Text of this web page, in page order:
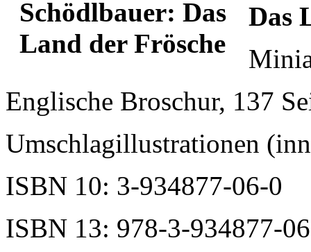
Das
Englische Broschur, 137
Umschlagillustrationen
ISBN 10: 3-934877-06-0
ISBN 13: 978-3-934877-